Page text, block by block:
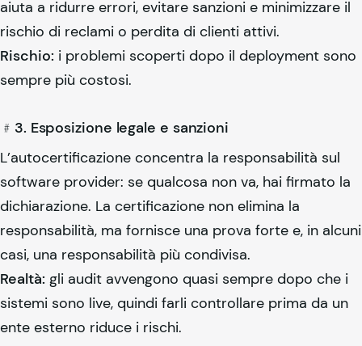
aiuta a ridurre errori, evitare sanzioni e minimizzare il
rischio di reclami o perdita di clienti attivi.
Rischio: i problemi scoperti dopo il deployment sono
sempre più costosi.
﹟3. Esposizione legale e sanzioni
L’autocertificazione concentra la responsabilità sul
software provider: se qualcosa non va, hai firmato la
dichiarazione. La certificazione non elimina la
responsabilità, ma fornisce una prova forte e, in alcuni
casi, una responsabilità più condivisa.
Realtà: gli audit avvengono quasi sempre dopo che i
sistemi sono live, quindi farli controllare prima da un
ente esterno riduce i rischi.